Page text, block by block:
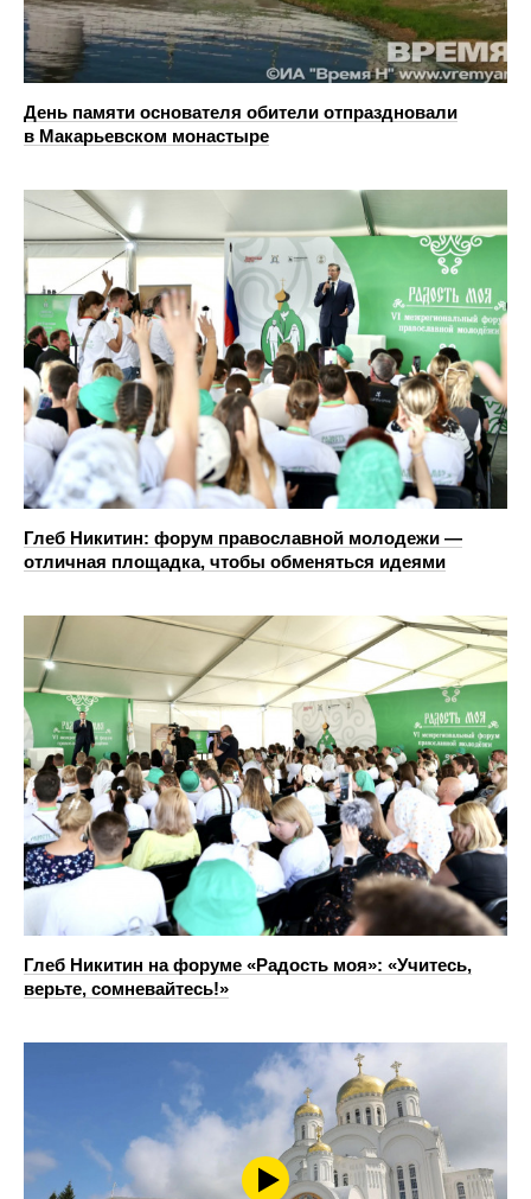
День памяти основателя обители отпраздновали
в Макарьевском монастыре
Глеб Никитин: форум православной молодежи —
отличная площадка, чтобы обменяться идеями
Глеб Никитин на форуме «Радость моя»: «Учитесь,
верьте, сомневайтесь!»